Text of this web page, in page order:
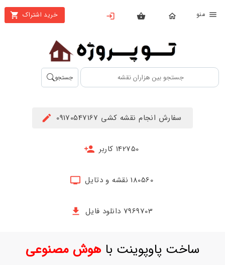
خرید اشتراک
بستن
محصولات
تهیه
اشتراک
حساب
جستجو
سفارش انجام نقشه کشی 09170547167
142750 کاربر
180560 نقشه و دتایل
7969703 دانلود فایل
ساخت پاوپوینت باهوش مصنوعی